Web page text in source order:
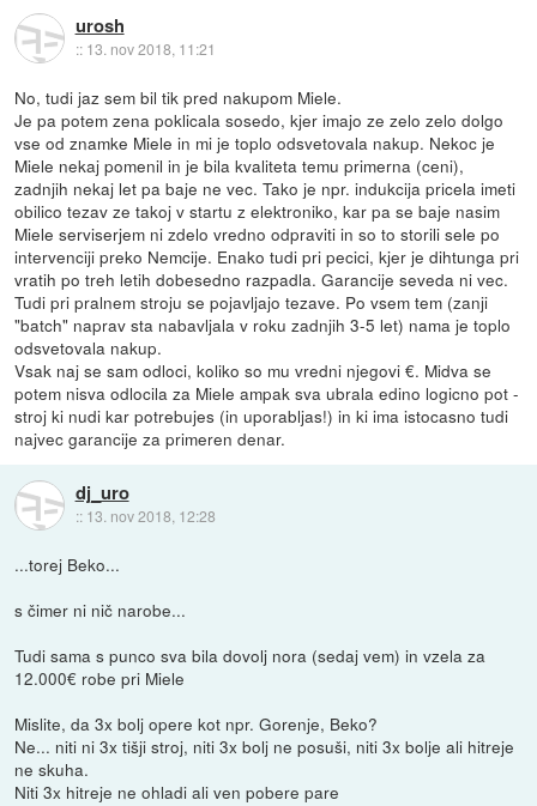
urosh
:: 13. nov 2018, 11:21
No, tudi jaz sem bil tik pred nakupom Miele.
Je pa potem zena poklicala sosedo, kjer imajo ze zelo zelo dolgo
vse od znamke Miele in mi je toplo odsvetovala nakup. Nekoc je
Miele nekaj pomenil in je bila kvaliteta temu primerna (ceni),
zadnjih nekaj let pa baje ne vec. Tako je npr. indukcija pricela imeti
obilico tezav ze takoj v startu z elektroniko, kar pa se baje nasim
Miele serviserjem ni zdelo vredno odpraviti in so to storili sele po
intervenciji preko Nemcije. Enako tudi pri pecici, kjer je dihtunga pri
vratih po treh letih dobesedno razpadla. Garancije seveda ni vec.
Tudi pri pralnem stroju se pojavljajo tezave. Po vsem tem (zanji
"batch" naprav sta nabavljala v roku zadnjih 3-5 let) nama je toplo
odsvetovala nakup.
Vsak naj se sam odloci, koliko so mu vredni njegovi €. Midva se
potem nisva odlocila za Miele ampak sva ubrala edino logicno pot -
stroj ki nudi kar potrebujes (in uporabljas!) in ki ima istocasno tudi
najvec garancije za primeren denar.
dj_uro
:: 13. nov 2018, 12:28
...torej Beko...
s čimer ni nič narobe...
Tudi sama s punco sva bila dovolj nora (sedaj vem) in vzela za
12.000€ robe pri Miele
Mislite, da 3x bolj opere kot npr. Gorenje, Beko?
Ne... niti ni 3x tišji stroj, niti 3x bolj ne posuši, niti 3x bolje ali hitreje
ne skuha.
Niti 3x hitreje ne ohladi ali ven pobere pare